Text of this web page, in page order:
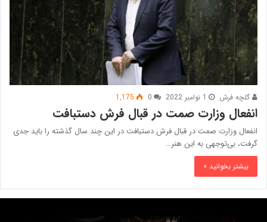
گلچه فرش 1 نوامبر 2022 0
1,175
انفعال وزارت صمت در قبال فرش دستبافت
انفعال وزارت صمت در قبال فرش دستبافت در این چند سال گذشته را باید جدی
گرفت، بی‌توجهی به این هنر…
بیشتر بخوانید »